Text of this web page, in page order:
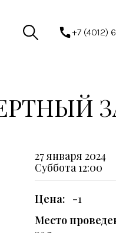
+7 (4012)
27 января 2024
Суббота 12:00
Цена: -1
Место